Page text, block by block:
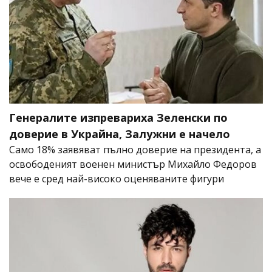
Генералите изпревариха Зеленски по
доверие в Украйна, Залужни е начело
Само 18% заявяват пълно доверие на президента, а
освободеният военен министър Михайло Федоров
вече е сред най-високо оценяваните фигури